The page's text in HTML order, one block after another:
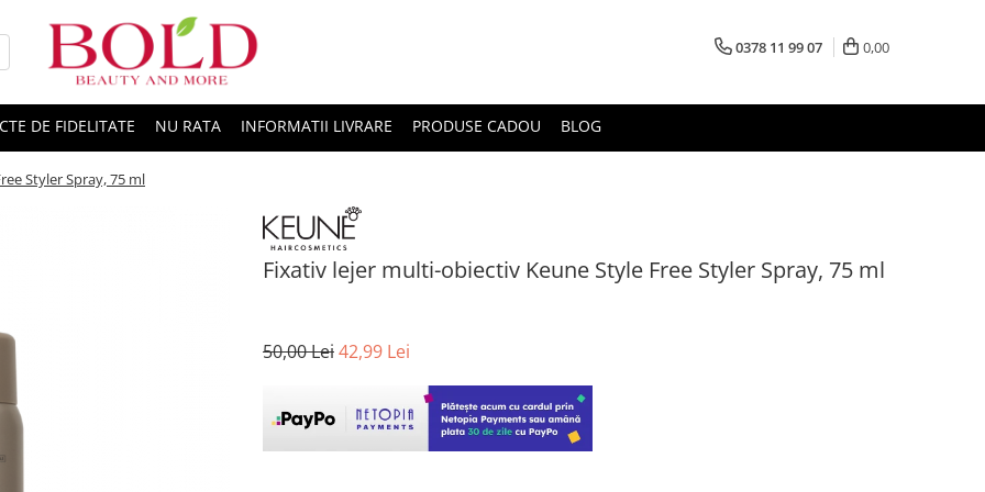
0378 11 99 07 0,00
DE FIDELITATE NU RATA INFORMATII LIVRARE PRODUSE CADOU BLOG
Styler Spray, 75 ml
Fixativ lejer multi-obiectiv Keune Style Free Styler Spray, 75 ml
50,00 Lei42,99 Lei